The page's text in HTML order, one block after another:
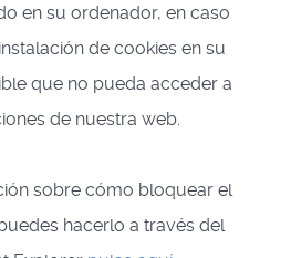
en su ordenador, en caso
de cookies en su
que no pueda acceder a
de nuestra web.
sobre cómo bloquear el
hacerlo a través del